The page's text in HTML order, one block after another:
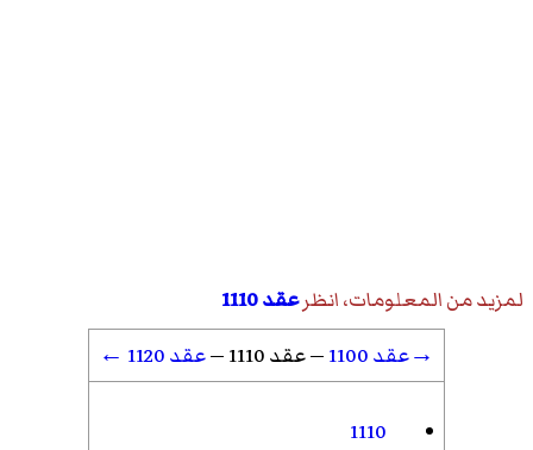
لمزيد من المعلومات، انظرعقد 1110
→عقد 1100
—عقد 1110 —عقد 1120 ←
1110